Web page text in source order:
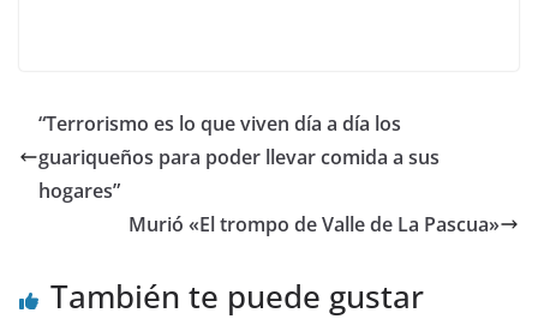
“Terrorismo es lo que viven día a día los
guariqueños para poder llevar comida a sus
hogares”
Murió «El trompo de Valle de La Pascua»
También te puede gustar